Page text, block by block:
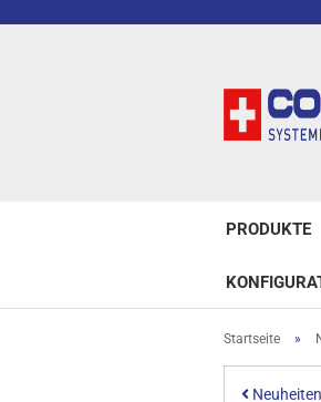
PRODUKTE
Startseite »
Neuheiten